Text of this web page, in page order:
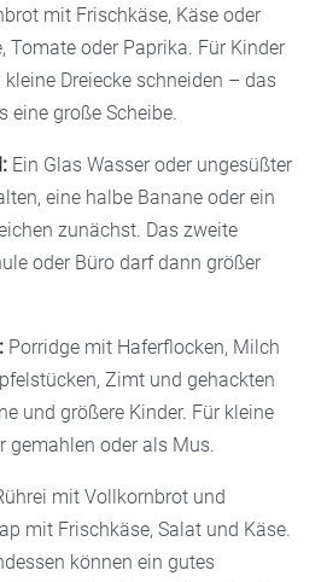
mit Frischkäse, Käse oder
Tomate oder Paprika. Für Kinder
Dreiecke schneiden – das
große Scheibe.
Ein Glas Wasser oder ungesüßter
eine halbe Banane oder ein
zunächst. Das zweite
oder Büro darf dann größer
Porridge mit Haferflocken, Milch
Zimt und gehackten
und größere Kinder. Für kleine
gemahlen oder als Mus.
mit Vollkornbrot und
mit Frischkäse, Salat und Käse.
können ein gutes